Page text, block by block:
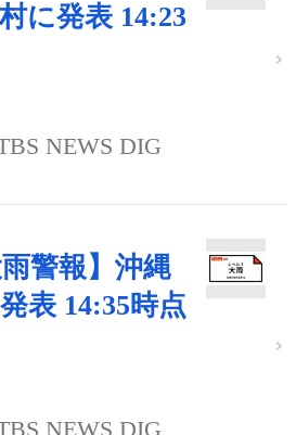
に発表 14:23
NEWS DIG
警報】沖縄
表 14:35時点
NEWS DIG